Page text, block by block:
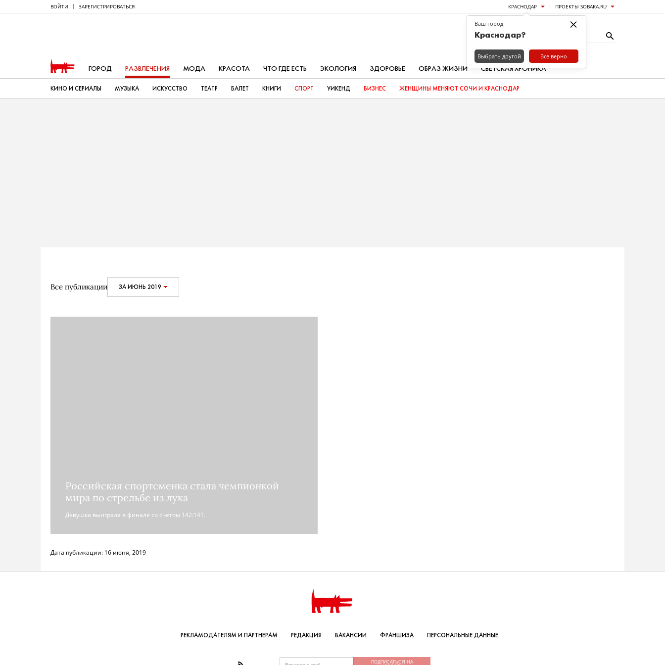
ВОЙТИ ЗАРЕГИСТРИРОВАТЬСЯ КРАСНОДАР ПРОЕКТЫ SOBAKA.RU
ГОРОД РАЗВЛЕЧЕНИЯ МОДА КРАСОТА ЧТО ГДЕ ЕСТЬ ЭКОЛОГИЯ ЗДОРОВЬЕ ОБРАЗ ЖИЗНИ СВЕТСКАЯ ХРОНИКА
КИНО И СЕРИАЛЫ МУЗЫКА ИСКУССТВО ТЕАТР БАЛЕТ КНИГИ СПОРТ УИКЕНД БИЗНЕС ЖЕНЩИНЫ МЕНЯЮТ СОЧИ И КРАСНОДАР
Все публикации ЗА ИЮНЬ 2019
Российская спортсменка стала чемпионкой
мира по стрельбе из лука
Девушка выиграла в финале со счетом 142:141.
Дата публикации: 16 июня, 2019
РЕКЛАМОДАТЕЛЯМ И ПАРТНЕРАМ РЕДАКЦИЯ ВАКАНСИИ ФРАНШИЗА ПЕРСОНАЛЬНЫЕ ДАННЫЕ
ПОДПИСАТЬСЯ НА
×
Ваш город
Краснодар?
Выбрать другой Все верно